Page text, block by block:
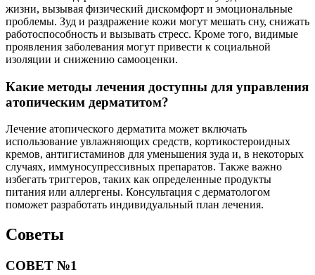
жизни, вызывая физический дискомфорт и эмоциональные
проблемы. Зуд и раздражение кожи могут мешать сну, снижать
работоспособность и вызывать стресс. Кроме того, видимые
проявления заболевания могут привести к социальной
изоляции и снижению самооценки.
Какие методы лечения доступны для управления
атопическим дерматитом?
Лечение атопического дерматита может включать
использование увлажняющих средств, кортикостероидных
кремов, антигистаминов для уменьшения зуда и, в некоторых
случаях, иммуносупрессивных препаратов. Также важно
избегать триггеров, таких как определенные продукты
питания или аллергены. Консультация с дерматологом
поможет разработать индивидуальный план лечения.
Советы
СОВЕТ №1